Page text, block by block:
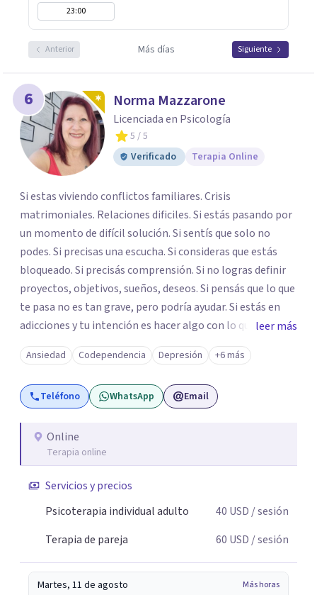
23:00
Anterior Más días Siguiente
6 Norma Mazzarone
Licenciada en Psicología
5 / 5
Verificado
Terapia Online
Si estas viviendo conflictos familiares. Crisis
matrimoniales. Relaciones dificiles. Si estás pasando por
un momento de difícil solución. Si sentís que solo no
podes. Si precisas una escucha. Si consideras que estás
bloqueado. Si precisás comprensión. Si no logras definir
proyectos, objetivos, sueños, deseos. Si pensás que lo que
te pasa no es tan grave, pero podría ayudar. Si estás en
adicciones y tu intención es hacer algo con lo que te está
pasando. No dudes en comunicarte a fin de comenzar a
resolver la situación que está generando esa angustia.
leer más
Ansiedad Codependencia Depresión +6 más
Teléfono WhatsApp Email
Online
Terapia online
Servicios y precios
Psicoterapia individual adulto
40 USD / sesión
Terapia de pareja
60 USD / sesión
Martes, 11 de agosto Más horas